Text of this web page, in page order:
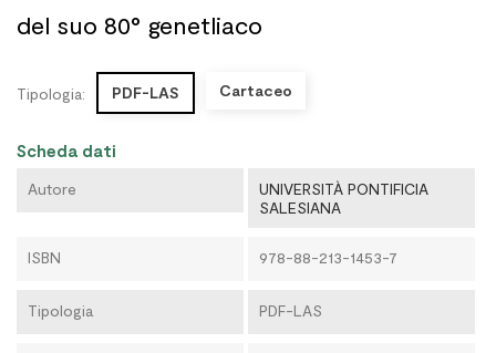
del suo 80° genetliaco
Tipologia: PDF-LAS Cartaceo
Scheda dati
Autore
UNIVERSITÀ PONTIFICIA
SALESIANA
ISBN 978-88-213-1453-7
Tipologia PDF-LAS